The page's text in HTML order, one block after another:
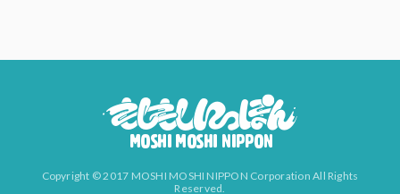
Copyright © 2017 MOSHI MOSHI NIPPON Corporation All Rights
Reserved.